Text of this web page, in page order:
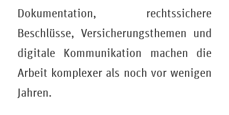
Dokumentation, rechtssichere
Beschlüsse, Versicherungsthemen und
digitale Kommunikation machen die
Arbeit komplexer als noch vor wenigen
Jahren.